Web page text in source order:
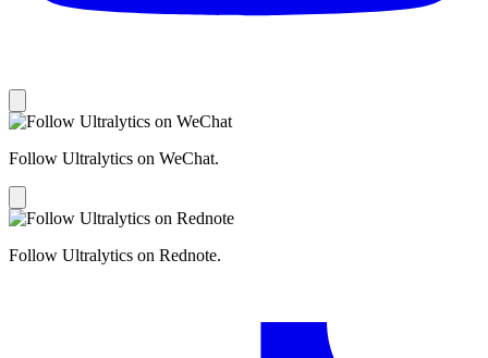
Follow Ultralytics on WeChat.
Follow Ultralytics on Rednote.